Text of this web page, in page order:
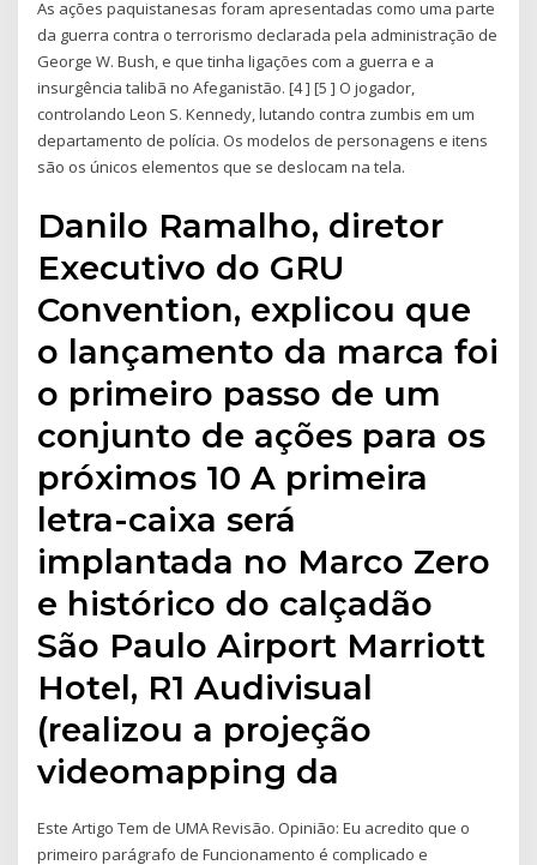
As ações paquistanesas foram apresentadas como uma parte
da guerra contra o terrorismo declarada pela administração de
George W. Bush, e que tinha ligações com a guerra e a
insurgência talibã no Afeganistão. [4 ] [5 ] O jogador,
controlando Leon S. Kennedy, lutando contra zumbis em um
departamento de polícia. Os modelos de personagens e itens
são os únicos elementos que se deslocam na tela.
Danilo Ramalho, diretor
Executivo do GRU
Convention, explicou que
o lançamento da marca foi
o primeiro passo de um
conjunto de ações para os
próximos 10 A primeira
letra-caixa será
implantada no Marco Zero
e histórico do calçadão
São Paulo Airport Marriott
Hotel, R1 Audivisual
(realizou a projeção
videomapping da
Este Artigo Tem de UMA Revisão. Opinião: Eu acredito que o
primeiro parágrafo de Funcionamento é complicado e